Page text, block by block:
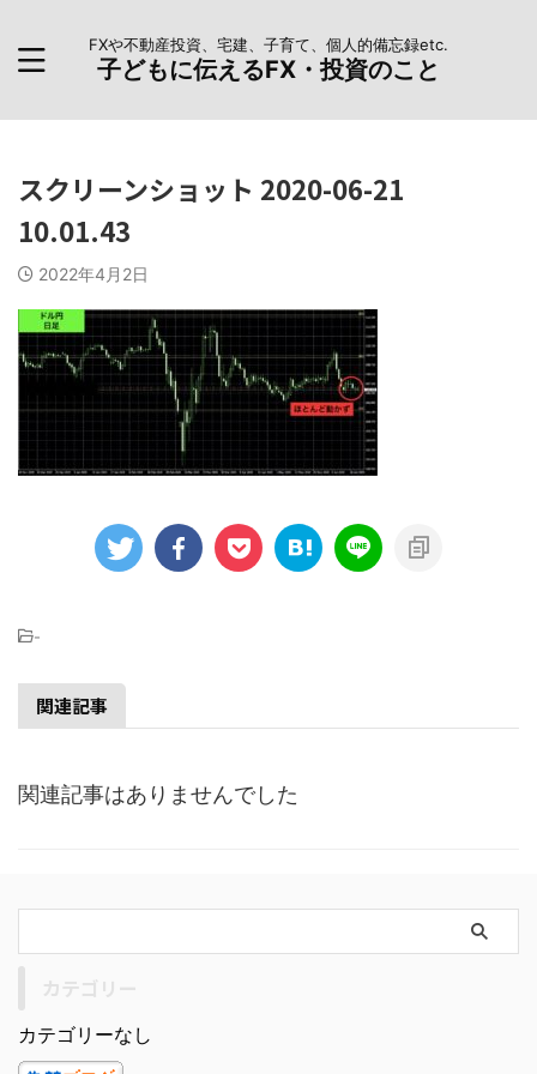
FXや不動産投資、宅建、子育て、個人的備忘録etc.
子どもに伝えるFX・投資のこと
スクリーンショット 2020-06-21
10.01.43
2022年4月2日
-
関連記事
関連記事はありませんでした
カテゴリーなし